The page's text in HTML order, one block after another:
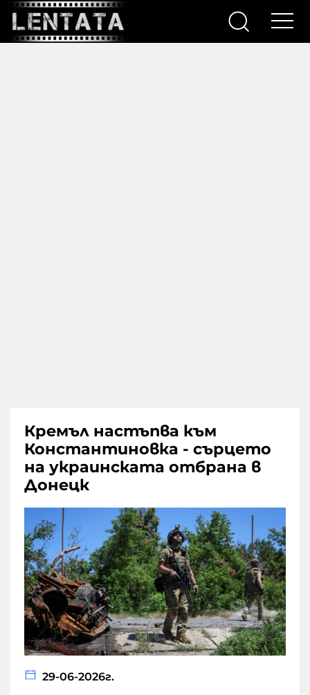
Кремъл настъпва към
Константиновка - сърцето
на украинската отбрана в
Донецк
29-06-2026г.